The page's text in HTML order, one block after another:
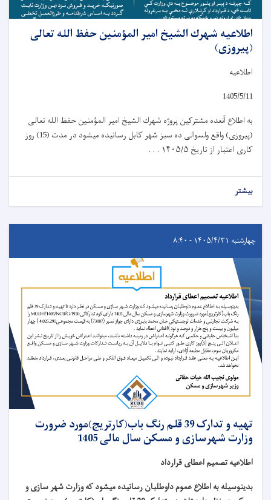
اطلاعیه شهرك الشيخ امیر المؤمنين حفظ الله تعالی
(پیروزی)
اطلاعیه
1405/5/11
به اطلاع آنعده مشترکین پروژه شهرك الشيخ امیر المؤمنين حفظ الله تعالی
(پیروزی) واقع ولسوالی ده سبز شهر کابل رسانیده میشود در مدت (15) روز
کاری اعتبار از تاریخ ۱۴۰۵/۵ . . .
بیشتر
چهارشنبه ۱۴۰۵/۴/۳۱ - ۸:۴۰
تهیه و تدارک 39 قلم رنگ باب(کارتریج)مورد ضرورت
وزارت شهرسازی و مسکن سال مالی 1405
اطلاعیه تصمیم اعطای قرارداد
بدینوسیله به اطلاع عموم داوطلبان رسانیده میشود که وزارت شهر سازی و